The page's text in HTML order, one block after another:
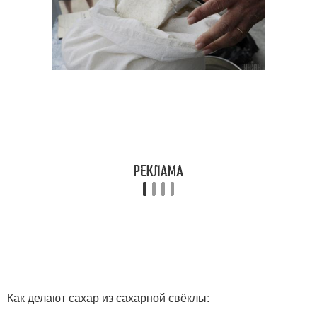
Как делают сахар из сахарной свёклы: